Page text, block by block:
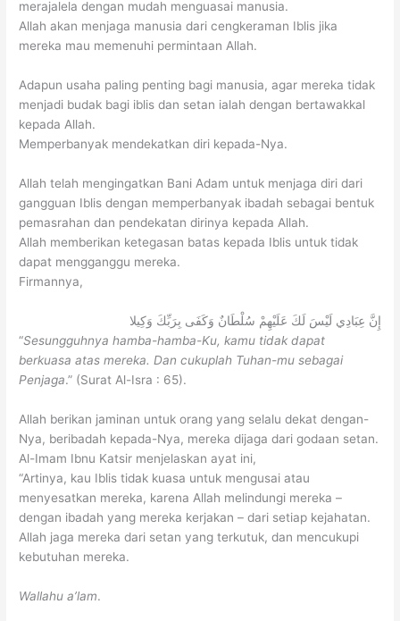
merajalela dengan mudah menguasai manusia.
Allah akan menjaga manusia dari cengkeraman Iblis jika
mereka mau memenuhi permintaan Allah.
Adapun usaha paling penting bagi manusia, agar mereka tidak
menjadi budak bagi iblis dan setan ialah dengan bertawakkal
kepada Allah.
Memperbanyak mendekatkan diri kepada-Nya.
Allah telah mengingatkan Bani Adam untuk menjaga diri dari
gangguan Iblis dengan memperbanyak ibadah sebagai bentuk
pemasrahan dan pendekatan dirinya kepada Allah.
Allah memberikan ketegasan batas kepada Iblis untuk tidak
dapat mengganggu mereka.
Firmannya,
إِنَّ عِبَادِي لَيْسَ لَكَ عَلَيْهِمْ سُلْطَانٌ وَكَفَى بِرَبِّكَ وَكِيلا
“Sesungguhnya hamba-hamba-Ku, kamu tidak dapat
berkuasa atas mereka. Dan cukuplah Tuhan-mu sebagai
Penjaga.” (Surat Al-Isra : 65).
Allah berikan jaminan untuk orang yang selalu dekat dengan-
Nya, beribadah kepada-Nya, mereka dijaga dari godaan setan.
Al-Imam Ibnu Katsir menjelaskan ayat ini,
“Artinya, kau Iblis tidak kuasa untuk mengusai atau
menyesatkan mereka, karena Allah melindungi mereka –
dengan ibadah yang mereka kerjakan – dari setiap kejahatan.
Allah jaga mereka dari setan yang terkutuk, dan mencukupi
kebutuhan mereka.
Wallahu a’lam.